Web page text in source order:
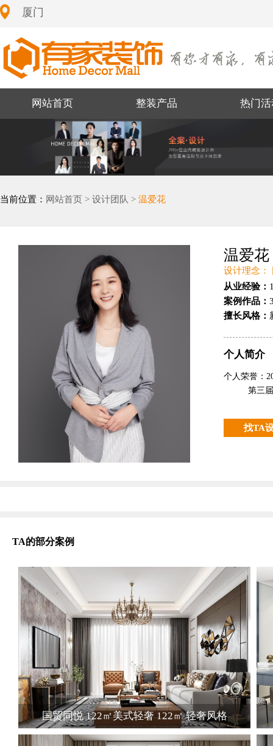
厦门
网站首页 整装产品 热门活
当前位置： 网站首页 > 设计团队 > 温爱花
温爱花
设计理念：
从业经验：
案例作品：
擅长风格：
个人简介
个人荣誉：
第三届厦
找TA
TA的部分案例
国贸同悦 122㎡美式轻奢 122㎡ 轻奢风格